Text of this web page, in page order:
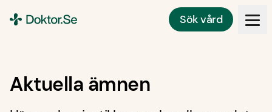
Sök vård
Aktuella ämnen